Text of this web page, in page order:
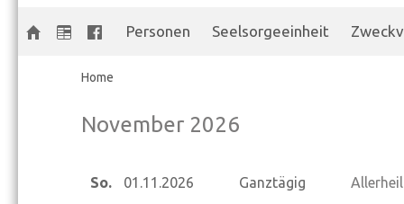
Personen Seelsorgeeinheit
Home
November 2026
So. 01.11.2026 Ganztägig